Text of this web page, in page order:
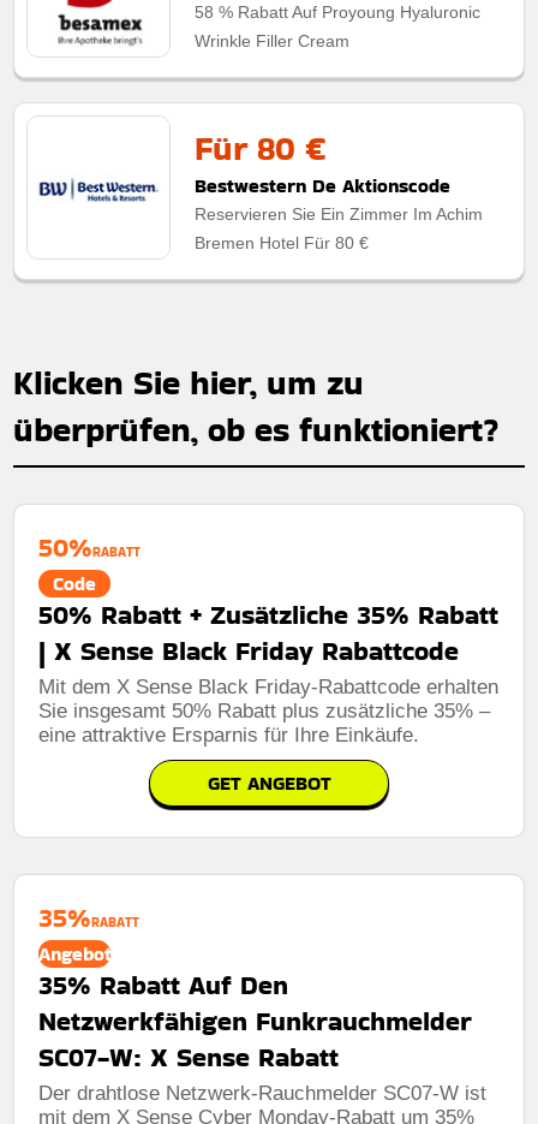
58 % Rabatt Auf Proyoung Hyaluronic
Wrinkle Filler Cream
Für 80 €
Bestwestern De Aktionscode
Reservieren Sie Ein Zimmer Im Achim
Bremen Hotel Für 80 €
Klicken Sie hier, um zu
überprüfen, ob es funktioniert?
50%RABATT
Code
50% Rabatt + Zusätzliche 35% Rabatt
| X Sense Black Friday Rabattcode
Mit dem X Sense Black Friday-Rabattcode erhalten
Sie insgesamt 50% Rabatt plus zusätzliche 35% –
eine attraktive Ersparnis für Ihre Einkäufe.
GET ANGEBOT
35%RABATT
Angebot
35% Rabatt Auf Den
Netzwerkfähigen Funkrauchmelder
SC07-W: X Sense Rabatt
Der drahtlose Netzwerk-Rauchmelder SC07-W ist
mit dem X Sense Cyber ​​Monday-Rabatt um 35%